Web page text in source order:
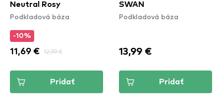
Neutral Rosy
Podkladová báza
-10%
11,69 € 12,99 €
Pridať
SWAN
Podkladová báza
13,99 €
Pridať